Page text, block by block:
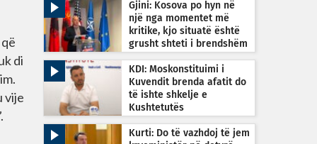
di
vije
Gjini: Kosova po hyn në
një nga momentet më
kritike, kjo situatë është
grusht shteti i brendshëm
KDI: Moskonstituimi i
Kuvendit brenda afatit do
të ishte shkelje e
Kushtetutës
Kurti: Do të vazhdoj të jem